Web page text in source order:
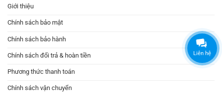
Giới thiệu
Chính sách bảo mật
Chính sách bảo hành
Chính sách đổi trả & hoàn tiền
Phương thức thanh toán
Chính sách vận chuyển
Liên hệ